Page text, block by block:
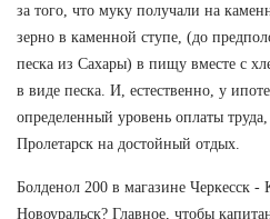
за того, что муку получали на
зерно в каменной ступе, (до
песка из Сахары) в пищу вместе с
в виде песка. И, естественно, у
определенный уровень оплаты
Пролетарск на достойный отдых.
Болденол 200 в магазине Черкесск -
Новоуральск? Главное, чтобы